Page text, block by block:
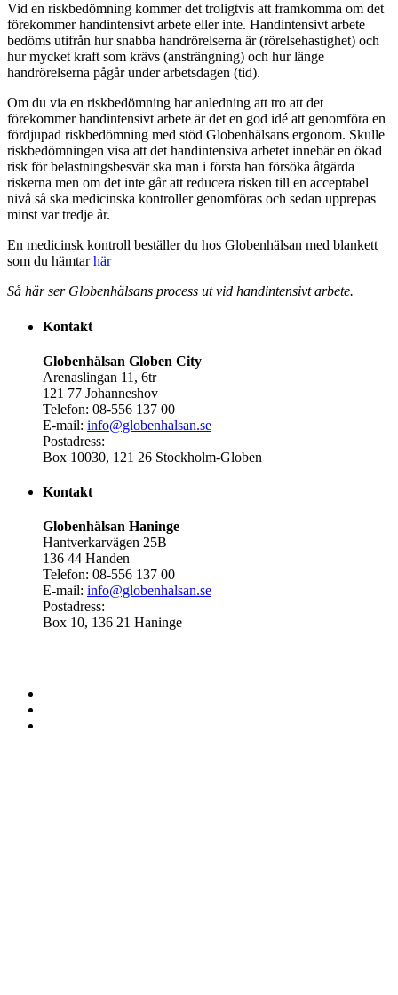
Vid en riskbedömning kommer det troligtvis att framkomma om det
förekommer handintensivt arbete eller inte. Handintensivt arbete
bedöms utifrån hur snabba handrörelserna är (rörelsehastighet) och
hur mycket kraft som krävs (ansträngning) och hur länge
handrörelserna pågår under arbetsdagen (tid).
Om du via en riskbedömning har anledning att tro att det
förekommer handintensivt arbete är det en god idé att genomföra en
fördjupad riskbedömning med stöd Globenhälsans ergonom. Skulle
riskbedömningen visa att det handintensiva arbetet innebär en ökad
risk för belastningsbesvär ska man i första han försöka åtgärda
riskerna men om det inte går att reducera risken till en acceptabel
nivå så ska medicinska kontroller genomföras och sedan upprepas
minst var tredje år.
En medicinsk kontroll beställer du hos Globenhälsan med blankett
som du hämtarhär
Så här ser Globenhälsans process ut vid handintensivt arbete.
Kontakt
Globenhälsan Globen City
Arenaslingan 11, 6tr
121 77 Johanneshov
Telefon: 08-556 137 00
E-mail: info@globenhalsan.se
Postadress:
Box 10030, 121 26 Stockholm-Globen
Kontakt
Globenhälsan Haninge
Hantverkarvägen 25B
136 44 Handen
Telefon: 08-556 137 00
E-mail: info@globenhalsan.se
Postadress:
Box 10, 136 21 Haninge